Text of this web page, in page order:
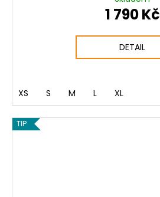
1 790 Kč
DETAIL
XS S M L XL
TIP